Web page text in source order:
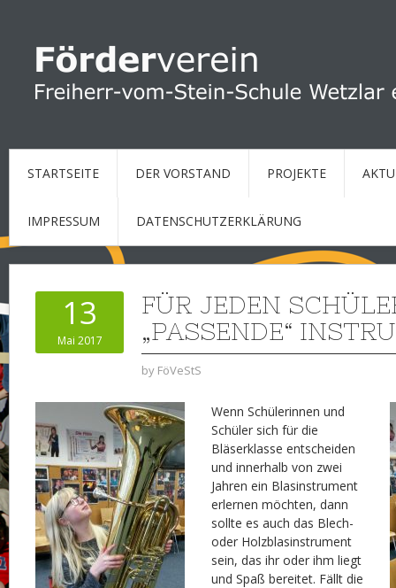
STARTSEITE DER VORSTAND PROJEKTE
IMPRESSUM DATENSCHUTZERKLÄRUNG
13
Mai 2017
FÜR JEDEN
„PASSENDE“
by FöVeStS
Wenn Schülerinnen und
Schüler sich für die
Bläserklasse entscheiden
und innerhalb von zwei
Jahren ein Blasinstrument
erlernen möchten, dann
sollte es auch das Blech-
oder Holzblasinstrument
sein, das ihr oder ihm liegt
und Spaß bereitet. Fällt die